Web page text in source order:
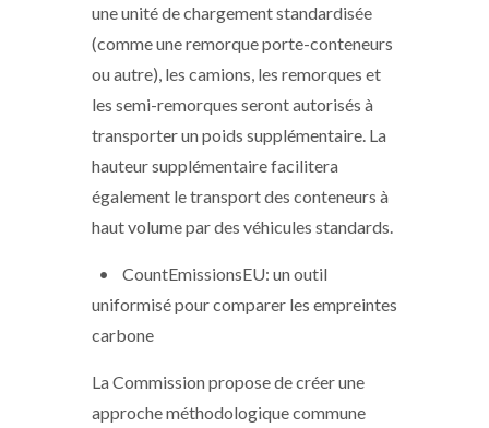
une unité de chargement standardisée
(comme une remorque porte-conteneurs
ou autre), les camions, les remorques et
les semi-remorques seront autorisés à
transporter un poids supplémentaire. La
hauteur supplémentaire facilitera
également le transport des conteneurs à
haut volume par des véhicules standards.
• CountEmissionsEU: un outil
uniformisé pour comparer les empreintes
carbone
La Commission propose de créer une
approche méthodologique commune